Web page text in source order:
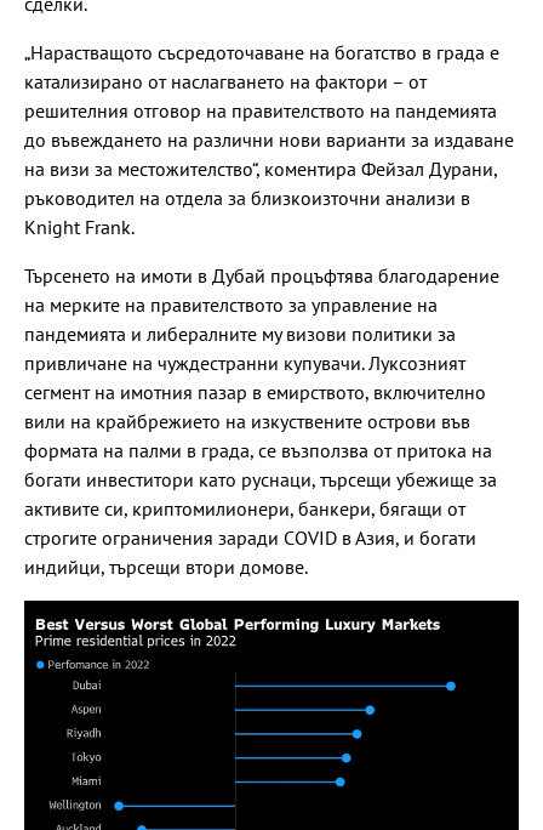
„Нарастващото съсредоточаване на богатство в града е
катализирано от наслагването на фактори – от
решителния отговор на правителството на пандемията
до въвеждането на различни нови варианти за издаване
на визи за местожителство“, коментира Фейзал Дурани,
ръководител на отдела за близкоизточни анализи в
Knight Frank.
Търсенето на имоти в Дубай процъфтява благодарение
на мерките на правителството за управление на
пандемията и либералните му визови политики за
привличане на чуждестранни купувачи. Луксозният
сегмент на имотния пазар в емирството, включително
вили на крайбрежието на изкуствените острови във
формата на палми в града, се възползва от притока на
богати инвеститори като руснаци, търсещи убежище за
активите си, криптомилионери, банкери, бягащи от
строгите ограничения заради COVID в Азия, и богати
индийци, търсещи втори домове.